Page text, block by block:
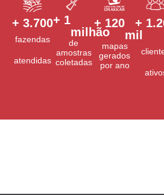
fazendas
atendidas
+ 3.700
de
amostras
coletadas
+ 1
milhão
mapas
gerados
por ano
+ 120
mil
+